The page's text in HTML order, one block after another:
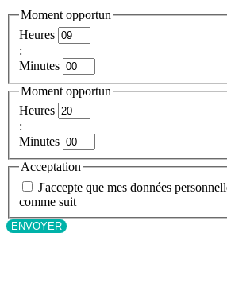
Moment opportun
Heures
:
Minutes
Moment opportun
Heures
:
Minutes
Acceptation
J'accepte que mes données
comme suit